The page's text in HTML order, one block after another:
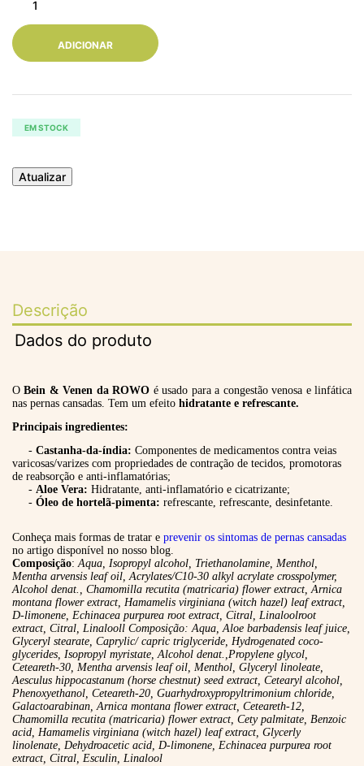
ADICIONAR
EM STOCK
Descrição
Dados do produto
O Bein & Venen da ROWO é usado para a congestão venosa e linfática
nas pernas cansadas. Tem um efeito hidratante e refrescante.
Principais ingredientes:
- Castanha-da-índia: Componentes de medicamentos contra veias
varicosas/varizes com propriedades de contração de tecidos, promotoras
de reabsorção e anti-inflamatórias;
- Aloe Vera: Hidratante, anti-inflamatório e cicatrizante;
- Óleo de hortelã-pimenta: refrescante, refrescante, desinfetante.
Conheça mais formas de tratar e prevenir os sintomas de pernas cansadas
no artigo disponível no nosso blog.
Composição: Aqua, Isopropyl alcohol, Triethanolamine, Menthol,
Mentha arvensis leaf oil, Acrylates/C10-30 alkyl acrylate crosspolymer,
Alcohol denat., Chamomilla recutita (matricaria) flower extract, Arnica
montana flower extract, Hamamelis virginiana (witch hazel) leaf extract,
D-limonene, Echinacea purpurea root extract, Citral, Linaloolroot
extract, Citral, Linalooll Composição: Aqua, Aloe barbadensis leaf juice,
Glyceryl stearate, Caprylic/ capric triglyceride, Hydrogenated coco-
glycerides, Isopropyl myristate, Alcohol denat.,Propylene glycol,
Ceteareth-30, Mentha arvensis leaf oil, Menthol, Glyceryl linoleate,
Aesculus hippocastanum (horse chestnut) seed extract, Cetearyl alcohol,
Phenoxyethanol, Ceteareth-20, Guarhydroxypropyltrimonium chloride,
Galactoarabinan, Arnica montana flower extract, Ceteareth-12,
Chamomilla recutita (matricaria) flower extract, Cety palmitate, Benzoic
acid, Hamamelis virginiana (witch hazel) leaf extract, Glycerly
linolenate, Dehydroacetic acid, D-limonene, Echinacea purpurea root
extract, Citral, Esculin, Linalool